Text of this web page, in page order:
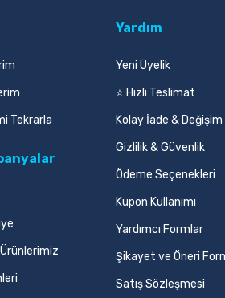
Tekrarla
Yardım
Yeni Üyelik
⭐ Hızlı Teslimat
Kolay İade & Değişim
Gizlilik & Güvenlik
Ödeme Seçenekleri
Kupon Kullanımı
Yardımcı Formlar
Şikayet ve Öneri
Satış Sözleşmesi